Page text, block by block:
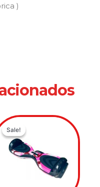
)
Sale!
Sale!
Original
price
Current
price